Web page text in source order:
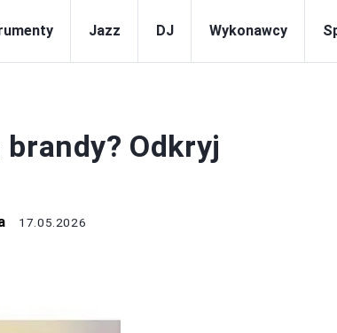
Jazz DJ Wykonawcy
Odkryj
17.05.2026